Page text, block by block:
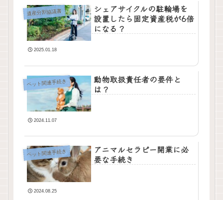
遺産分割協議書
シェアサイクルの駐輪場を
設置したら固定資産税が6倍
になる？
2025.01.18
ペット関連手続き
動物取扱責任者の要件と
は？
2024.11.07
ペット関連手続き
アニマルセラピー開業に必
要な手続き
2024.08.25